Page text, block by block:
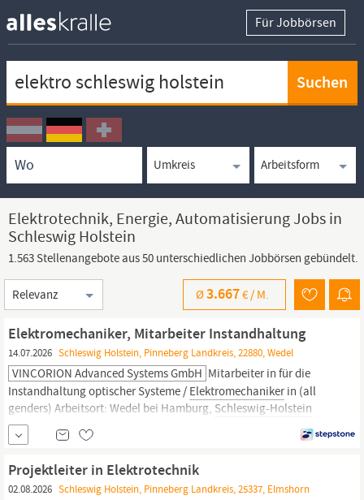
Für Jobbörsen
Ortssuche
Umkreissuche
Arbeitsform
Elektrotechnik, Energie, Automatisierung Jobs in
Schleswig Holstein
1.563 Stellenangebote aus 50 unterschiedlichen Jobbörsen gebündelt.
Sortierung
Ø3.667€ / M.
Elektromechaniker, Mitarbeiter Instandhaltung
14.07.2026 Schleswig Holstein, Pinneberg Landkreis, 22880, Wedel
VINCORION Advanced Systems GmbH Mitarbeiter in für die
Instandhaltung optischer Systeme / Elektromechanikerin (all
genders) Arbeitsort: Wedel bei Hamburg, Schleswig-Holstein
Vertragsart: unbefristeter Vertrag Einstiegslevel:
Berufseinsteigende, Berufserfahrene Home Office: keine Angabe
Menschen, denen die...
Projektleiter in Elektrotechnik
02.08.2026 Schleswig Holstein, Pinneberg Landkreis, 25337, Elmshorn